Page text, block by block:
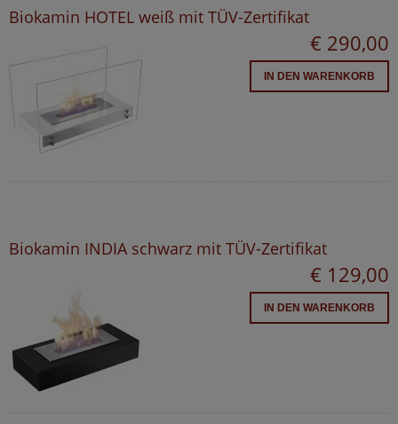
Biokamin HOTEL weiß mit TÜV-Zertifikat
€ 290,00
IN DEN WARENKORB
Biokamin INDIA schwarz mit TÜV-Zertifikat
€ 129,00
IN DEN WARENKORB